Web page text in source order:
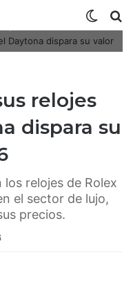
relojes
dispara su
relojes de Rolex
el sector de lujo,
precios.